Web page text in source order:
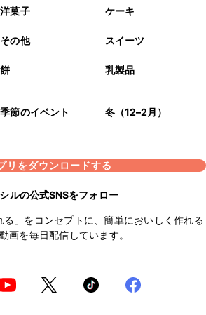
洋菓子 ケーキ
その他 スイーツ
餅 乳製品
季節のイベント 冬（12–2月）
リをダウンロードする
ルの公式SNSをフォロー
る」をコンセプトに、簡単においしく作れる
画を毎日配信しています。